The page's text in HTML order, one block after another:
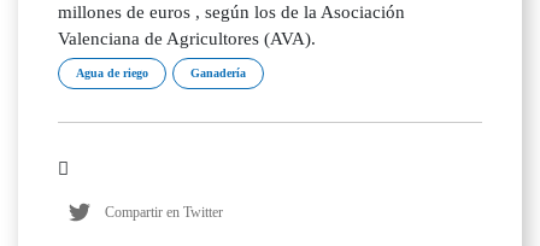
millones de euros , según los de la Asociación
Valenciana de Agricultores (AVA).
Agua de riego Ganadería
Compartir en Twitter